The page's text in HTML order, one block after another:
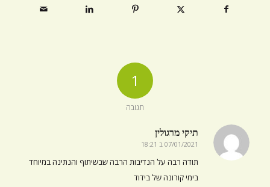
1
תגובה
תיקי מרגולין
אומר:
07/01/2021 ב 18:21
תודה רבה על הנדיבות הרבה שבשיתוף והנתינה במיוחד
בימי קורונה של בידוד